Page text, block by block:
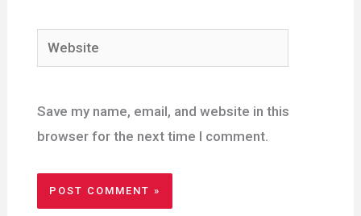
Website
Save my name, email, and website in this
browser for the next time I comment.